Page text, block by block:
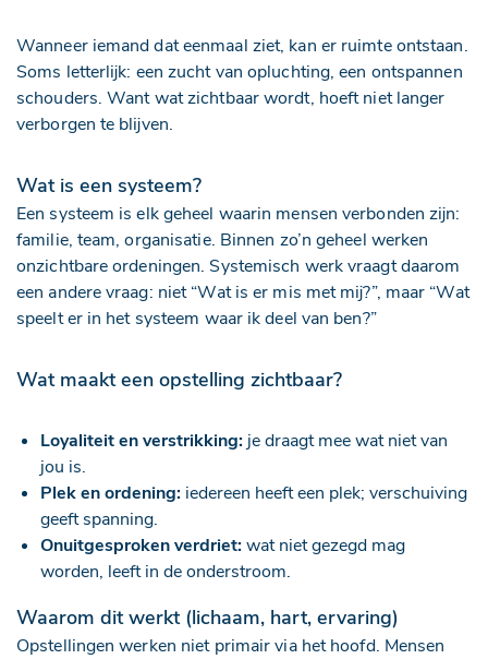
Wanneer iemand dat eenmaal ziet, kan er ruimte ontstaan.
Soms letterlijk: een zucht van opluchting, een ontspannen
schouders. Want wat zichtbaar wordt, hoeft niet langer
verborgen te blijven.
Wat is een systeem?
Een systeem is elk geheel waarin mensen verbonden zijn:
familie, team, organisatie. Binnen zo’n geheel werken
onzichtbare ordeningen. Systemisch werk vraagt daarom
een andere vraag: niet “Wat is er mis met mij?”, maar “Wat
speelt er in het systeem waar ik deel van ben?”
Wat maakt een opstelling zichtbaar?
Loyaliteit en verstrikking: je draagt mee wat niet van
jou is.
Plek en ordening: iedereen heeft een plek; verschuiving
geeft spanning.
Onuitgesproken verdriet:wat niet gezegd mag
worden, leeft in de onderstroom.
Waarom dit werkt (lichaam, hart, ervaring)
Opstellingen werken niet primair via het hoofd. Mensen